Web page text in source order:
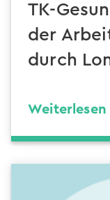
TK-
der
durch
Weiterlesen